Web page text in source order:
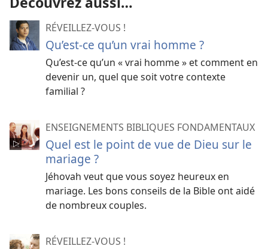
RÉVEILLEZ-VOUS !
Qu’est-​ce qu’un vrai homme ?
Qu’est-​ce qu’un « vrai homme » et comment en
devenir un, quel que soit votre contexte
familial ?
ENSEIGNEMENTS BIBLIQUES FONDAMENTAUX
Quel est le point de vue de Dieu sur le
mariage ?
Jéhovah veut que vous soyez heureux en
mariage. Les bons conseils de la Bible ont aidé
de nombreux couples.
RÉVEILLEZ-VOUS !